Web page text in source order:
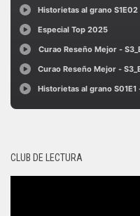
CLUB DE LECTURA